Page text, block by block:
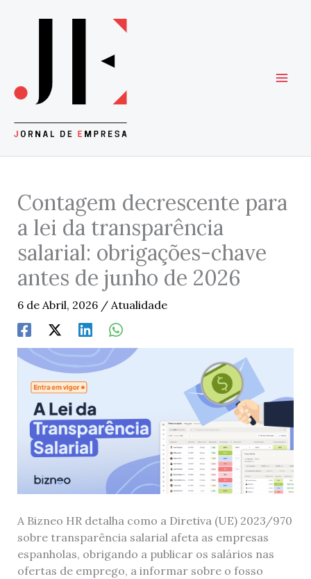
Contagem decrescente para
a lei da transparência
salarial: obrigações-chave
antes de junho de 2026
6 de Abril, 2026 / Atualidade
A Bizneo HR detalha como a Diretiva (UE) 2023/970
sobre transparência salarial afeta as empresas
espanholas, obrigando a publicar os salários nas
ofertas de emprego, a informar sobre o fosso